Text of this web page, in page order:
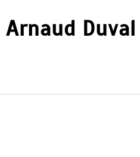
Arnaud